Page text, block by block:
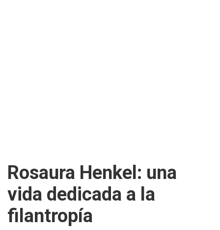
Rosaura Henkel: una
vida dedicada a la
filantropía